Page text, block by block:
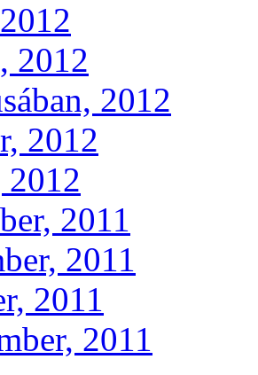
2012
2012
2012
2012
2011
2011
2011
2011